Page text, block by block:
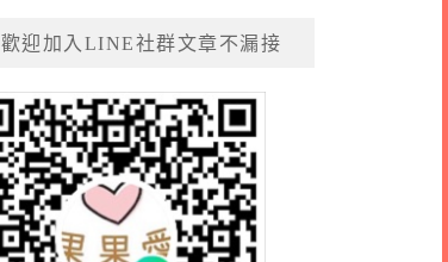
歡迎加入LINE社群文章不漏接